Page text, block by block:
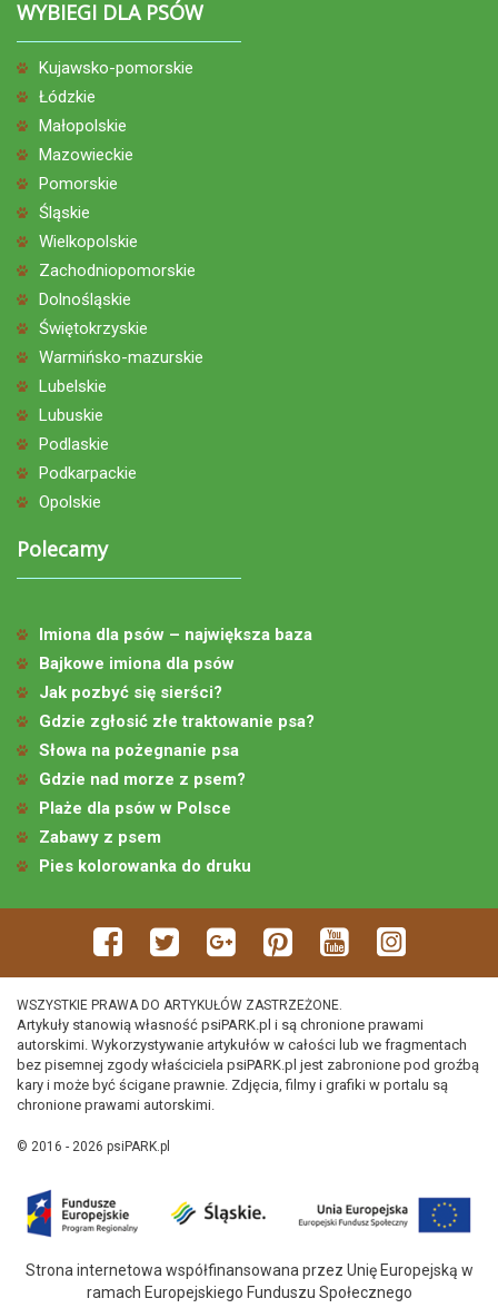
WYBIEGI DLA PSÓW
Kujawsko-pomorskie
Łódzkie
Małopolskie
Mazowieckie
Pomorskie
Śląskie
Wielkopolskie
Zachodniopomorskie
Dolnośląskie
Świętokrzyskie
Warmińsko-mazurskie
Lubelskie
Lubuskie
Podlaskie
Podkarpackie
Opolskie
Polecamy
Imiona dla psów – największa baza
Bajkowe imiona dla psów
Jak pozbyć się sierści?
Gdzie zgłosić złe traktowanie psa?
Słowa na pożegnanie psa
Gdzie nad morze z psem?
Plaże dla psów w Polsce
Zabawy z psem
Pies kolorowanka do druku
WSZYSTKIE PRAWA DO ARTYKUŁÓW ZASTRZEŻONE.
Artykuły stanowią własność psiPARK.pl i są chronione prawami
autorskimi. Wykorzystywanie artykułów w całości lub we fragmentach
bez pisemnej zgody właściciela psiPARK.pl jest zabronione pod groźbą
kary i może być ścigane prawnie. Zdjęcia, filmy i grafiki w portalu są
chronione prawami autorskimi.
© 2016 - 2026 psiPARK.pl
Strona internetowa współfinansowana przez Unię Europejską w
ramach Europejskiego Funduszu Społecznego